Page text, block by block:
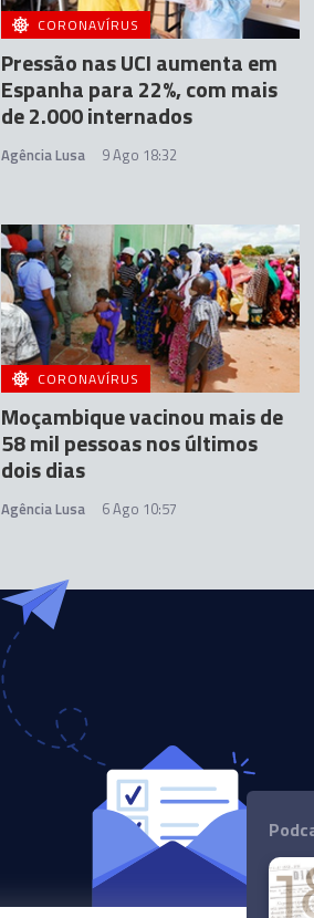
CORONAVÍRUS
Pressão nas UCI aumenta em
Espanha para 22%, com mais
de 2.000 internados
Agência Lusa 9 Ago 18:32
CORONAVÍRUS
Moçambique vacinou mais de
58 mil pessoas nos últimos
dois dias
Agência Lusa 6 Ago 10:57